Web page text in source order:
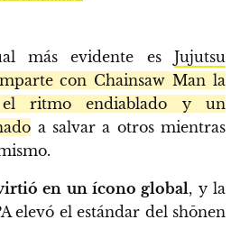
más evidente es Jujutsu
con Chainsaw Man la
el ritmo endiablado y un
a salvar a otros mientras
en un ícono global, y la
elevó el estándar del shōnen